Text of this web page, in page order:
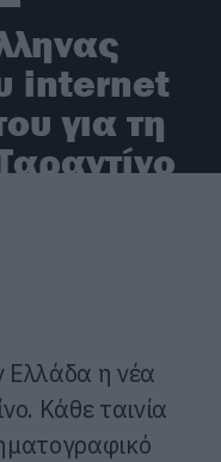
internet
για τη
Ελλάδα η νέα
Κάθε ταινία